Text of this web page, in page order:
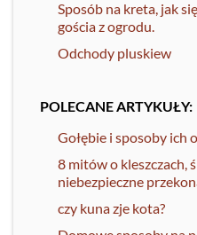
Sposób na kreta, jak
gościa z ogrodu.
Odchody pluskiew
POLECANE ARTYKUŁY:
Gołębie i sposoby ich
8 mitów o kleszczach,
niebezpieczne
czy kuna zje kota?